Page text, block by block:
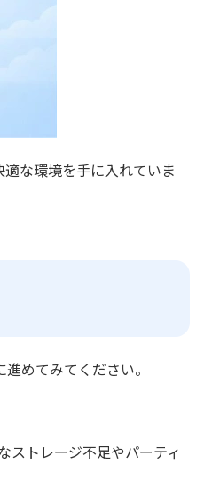
な環境を手に入れていま
めてみてください。
ストレージ不足やパーティ